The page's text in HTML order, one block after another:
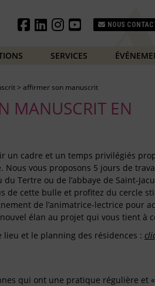
NOUS
SERVICES
> affirmer son manuscrit
MANUSCRIT EN
un cadre et un temps privilégiés
Nous vous proposons 5 jours de
Tertre ou de l’abbaye de Saint-
de cette bulle et profitez du cercle
de l’animatrice-lectrice pour
élan au projet qui vous tient à
lieu et le planning des résidences :
qui ont une pratique régulière et